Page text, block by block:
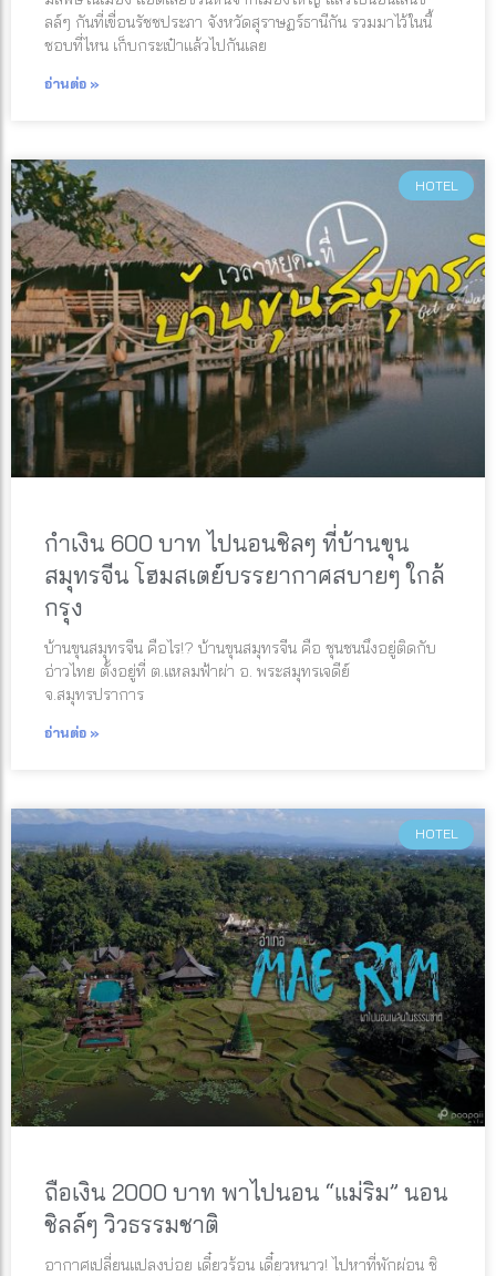
ลล์ๆ กันที่เขื่อนรัชชประภา จังหวัดสุราษฏร์ธานีกัน รวมมาไว้ในนี้
ชอบที่ไหน เก็บกระเป๋าแล้วไปกันเลย
อ่านต่อ »
HOTEL
กำเงิน 600 บาท ไปนอนชิลๆ ที่บ้านขุน
สมุทรจีน โฮมสเตย์บรรยากาศสบายๆ ใกล้
กรุง
บ้านขุนสมุทรจีน คือไร!? บ้านขุนสมุทรจีน คือ ชุนชนนึงอยู่ติดกับ
อ่าวไทย ตั้งอยู่ที่ ต.แหลมฟ้าผ่า อ. พระสมุทรเจดีย์
จ.สมุทรปราการ
อ่านต่อ »
HOTEL
ถือเงิน 2000 บาท พาไปนอน “แม่ริม” นอน
ชิลล์ๆ วิวธรรมชาติ
อากาศเปลี่ยนแปลงบ่อย เดี๋ยวร้อน เดี๋ยวหนาว! ไปหาที่พักผ่อน ชิ